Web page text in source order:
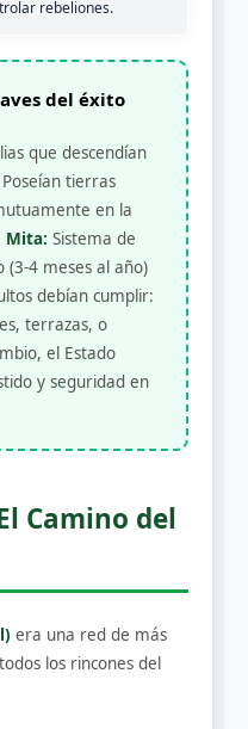
rebeliones.
del éxito
que descendían
tierras
en la
Mita: Sistema de
4 meses al año)
debían cumplir:
terrazas, o
el Estado
y seguridad en
Camino del
era una red de más
los rincones del